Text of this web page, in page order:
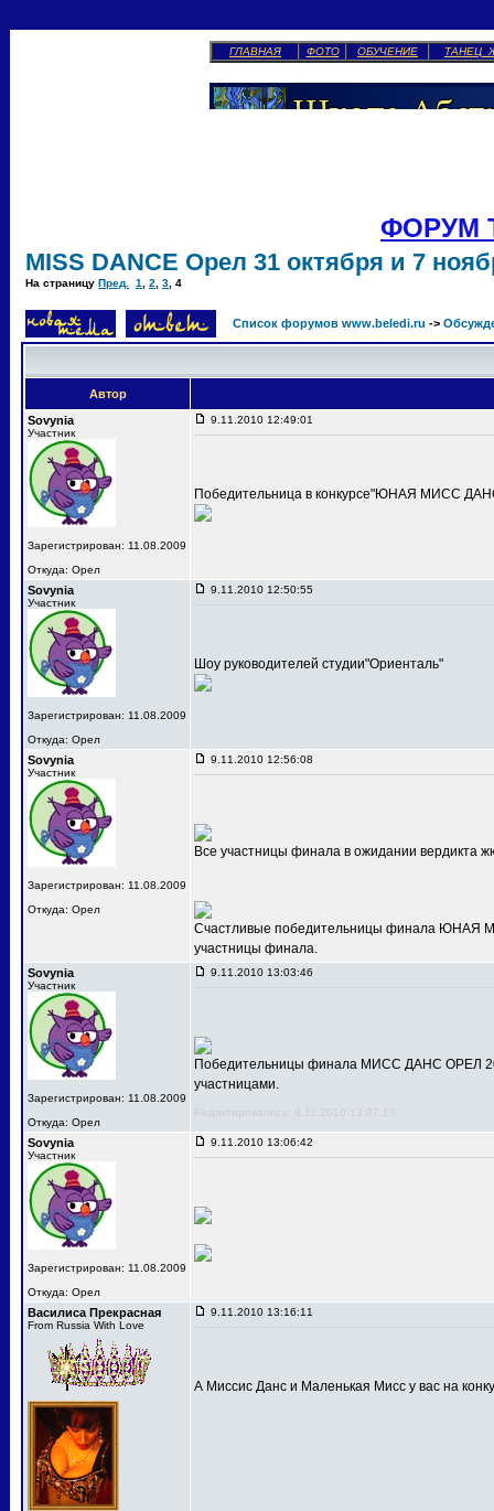
ГЛАВНАЯ ФОТО ОБУЧЕНИЕ ТАНЕЦ
ФОРУМ
MISS DANCE Орел 31 октября и 7
На страницу Пред. 1 2 3 4
Список форумов www.beledi.ru ->
Автор
Sovynia
Участник
Зарегистрирован: 11.08.2009
Откуда: Орел
9.11.2010 12:49:01
Победительница в конкурсе"ЮНАЯ МИСС
Sovynia
Участник
Зарегистрирован: 11.08.2009
Откуда: Орел
9.11.2010 12:50:55
Шоу руководителей студии"Ориенталь"
Sovynia
Участник
Зарегистрирован: 11.08.2009
Откуда: Орел
9.11.2010 12:56:08
Все участницы финала в ожидании вердикта
Счастливые победительницы финала ЮНАЯ
участницы финала.
Sovynia
Участник
Зарегистрирован: 11.08.2009
Откуда: Орел
9.11.2010 13:03:46
Победительницы финала МИСС ДАНС ОРЕЛ
участницами.
Редактировалось: 9.11.2010 13:07:17
Sovynia
Участник
Зарегистрирован: 11.08.2009
Откуда: Орел
9.11.2010 13:06:42
Василиса Прекрасная
From Russia With Love
9.11.2010 13:16:11
А Миссис Данс и Маленькая Мисс у вас на